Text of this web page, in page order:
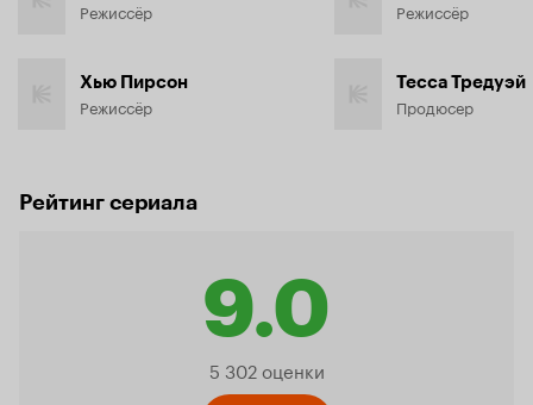
Режиссёр
Хью Пирсон
Режиссёр
Режиссёр
Тесса Тредуэй
Продюсер
Рейтинг сериала
9.0
Рейтинг
5 302 оценки